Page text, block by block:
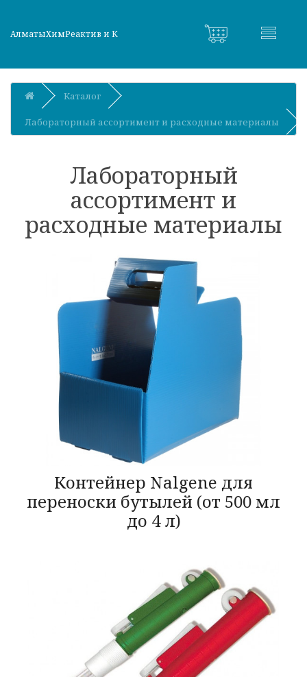
АлматыХимРеактив и К
Каталог
Лабораторный ассортимент и расходные материалы
Лабораторный
ассортимент и
расходные материалы
Контейнер Nalgene для
переноски бутылей (от 500 мл
до 4 л)